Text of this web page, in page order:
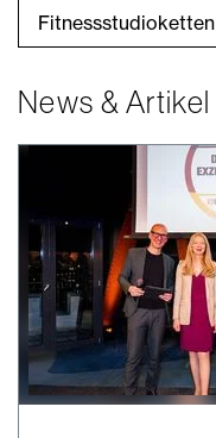
Fitnessstudioketten
News & Artikel